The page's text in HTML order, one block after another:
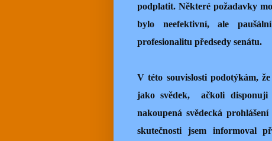
podplatit. Některé požadavky
bylo neefektivní, ale
profesionalitu předsedy senátu.
V této souvislosti podotýkám,
jako svědek,
ačkoli disponuji
nakoupená svědecká
skutečnosti jsem informoval